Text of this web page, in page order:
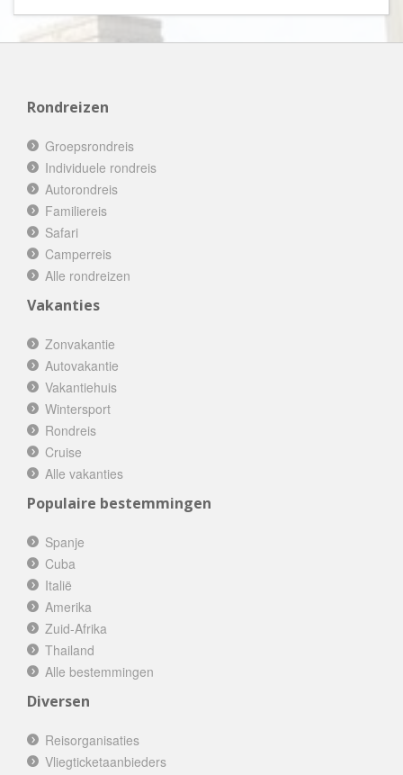
Rondreizen
Groepsrondreis
Individuele rondreis
Autorondreis
Familiereis
Safari
Camperreis
Alle rondreizen
Vakanties
Zonvakantie
Autovakantie
Vakantiehuis
Wintersport
Rondreis
Cruise
Alle vakanties
Populaire bestemmingen
Spanje
Cuba
Italië
Amerika
Zuid-Afrika
Thailand
Alle bestemmingen
Diversen
Reisorganisaties
Vliegticketaanbieders